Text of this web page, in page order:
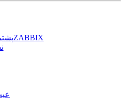
ZABBIX